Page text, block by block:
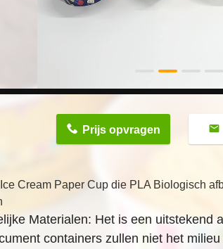
Prijs opvragen
Cream Paper Cup die PLA Biologisch
Materialen: Het is een uitstekend
containers zullen niet het